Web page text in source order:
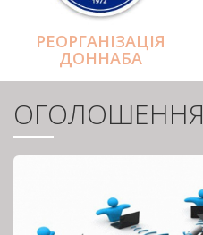
РЕОРГАНІЗАЦІЯ
ДОННАБА
ОГОЛОШЕННЯ